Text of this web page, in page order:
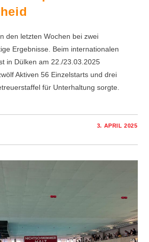
den letzten Wochen bei zwei
Ergebnisse. Beim internationalen
in Dülken am 22./23.03.2025
Aktiven 56 Einzelstarts und drei
für Unterhaltung sorgte.
3. APRIL 2025